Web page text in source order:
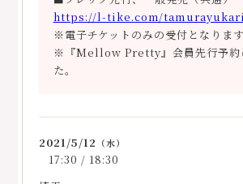
https://l-tike.com/
※電子チケットのみの受付となります
※『Mellow Pretty』会員先行予約
た。
2021/5/12 （水）
17:30 / 18:30